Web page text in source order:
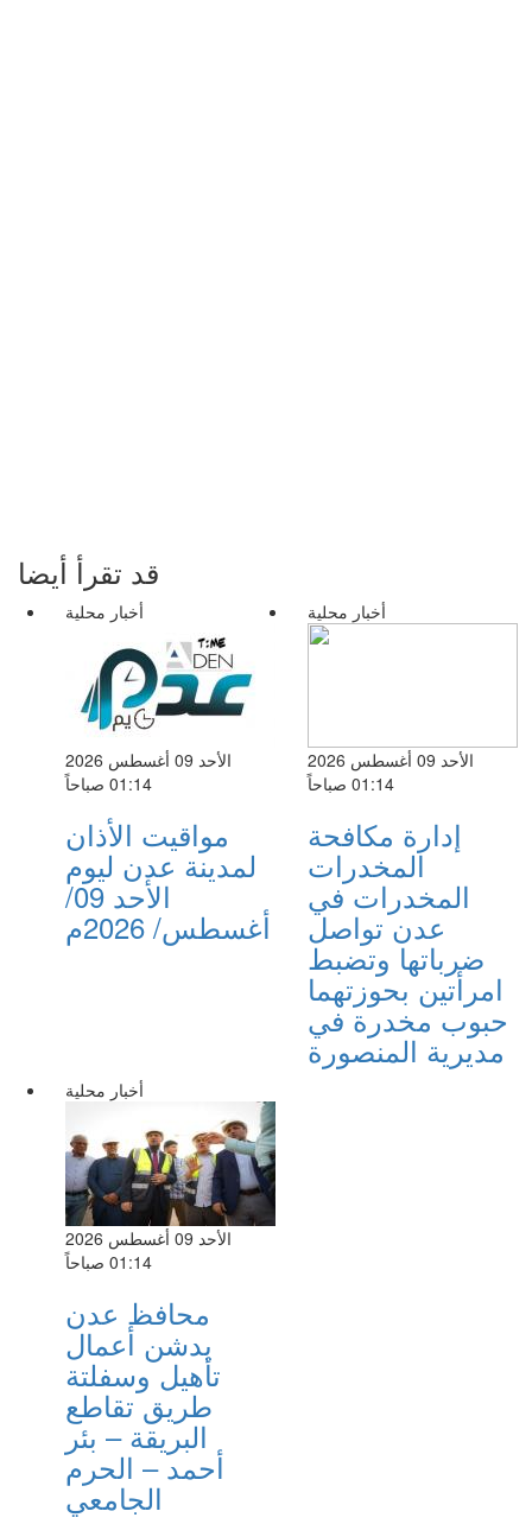
قد تقرأ أيضا
أخبار محلية
الأحد 09 أغسطس 2026
01:14 صباحاً
مواقيت الأذان
لمدينة عدن ليوم
الأحد 09/
أغسطس/ 2026م
أخبار محلية
الأحد 09 أغسطس 2026
01:14 صباحاً
إدارة مكافحة
المخدرات
المخدرات في
عدن تواصل
ضرباتها وتضبط
امرأتين بحوزتهما
حبوب مخدرة في
مديرية المنصورة
أخبار محلية
الأحد 09 أغسطس 2026
01:14 صباحاً
محافظ عدن
يدشن أعمال
تأهيل وسفلتة
طريق تقاطع
البريقة – بئر
أحمد – الحرم
الجامعي